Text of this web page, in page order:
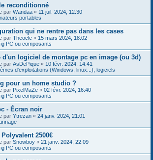
reconditionné
par Wandaa « 11 juil. 2024, 12:30
portables
qui ne rentre pas dans les cases
par Theocle « 15 mars 2024, 18:02
PC ou composants
d'un logiciel de montage pc en image (ou 3d)
par AsDePique « 10 févr. 2024, 14:41
d'exploitations (Windows, linux...), logiciels
pour un home studio ?
par PixelMaZe « 02 févr. 2024, 16:40
PC ou composants
- Écran noir
par Ytrezan « 24 janv. 2024, 21:01
2500€
par Snowboy « 21 janv. 2024, 22:09
PC ou composants